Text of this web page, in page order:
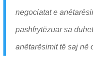
negociatat e
pashfrytëzuar sa
anëtarësimit të saj në